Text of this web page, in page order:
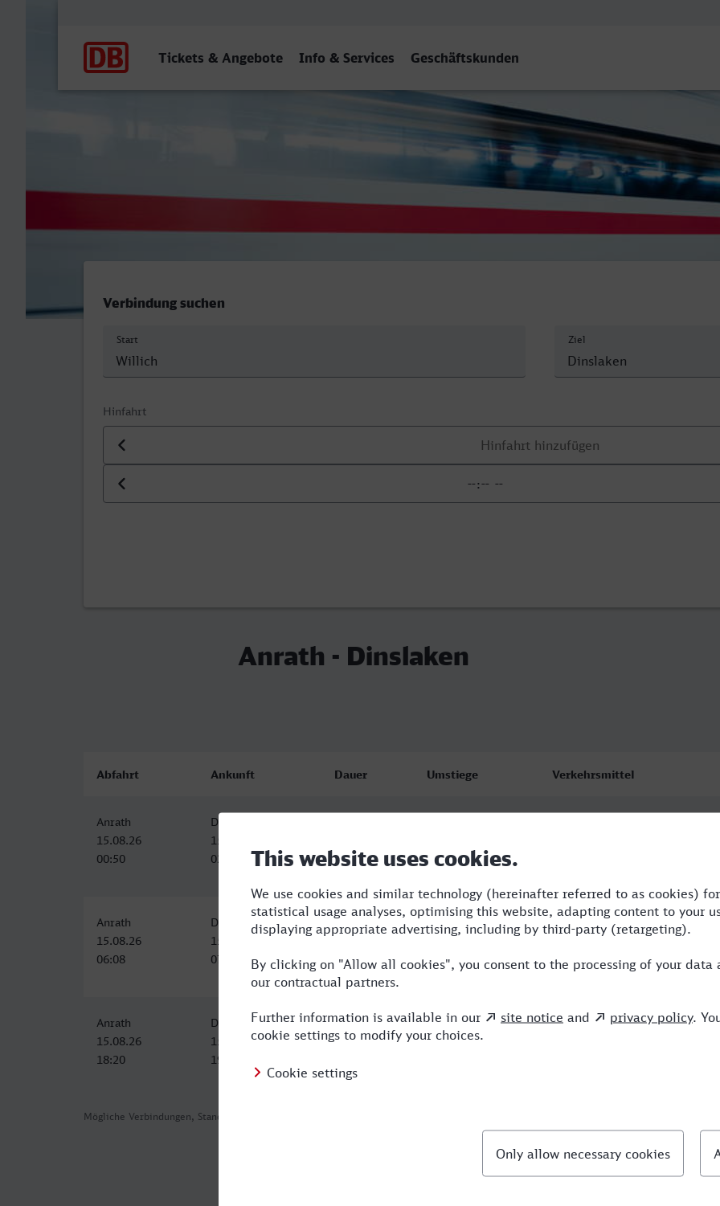
Tickets & Angebote Info & Services Geschäftskunden
Verbindung suchen
Start Ziel
Hinfahrt
Datum der Hinfahrt
Uhrzeit der Hinfahrt
Anrath - Dinslaken
Mögliche Verbindungen, Stand: 2026-08-01 02:19
Abfahrt Ankunft Dauer Umstiege Verkehrsmittel
Anrath
15.08.26
00:50
Dinslaken
15.08.26
02:04
Anrath
15.08.26
06:08
Dinslaken
15.08.26
07:38
1:30 2 RB,RE,NX
Anrath
15.08.26
18:20
Dinslaken
15.08.26
19:40
1:20 2 RE,NX,VIA